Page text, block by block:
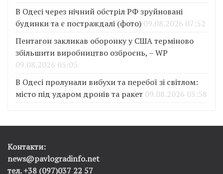
В Одесі через нічний обстріл РФ зруйновані
будинки та є постраждалі (фото) 09.08.2026 07:52
Пентагон закликав оборонку у США терміново
збільшити виробництво озброєнь, – WP
09.08.2026 05:05
В Одесі пролунали вибухи та перебої зі світлом:
місто під ударом дронів та ракет 09.08.2026 03:58
Контакти:
news@pavlogradinfo.net
тел. +38 (097)037 22 57